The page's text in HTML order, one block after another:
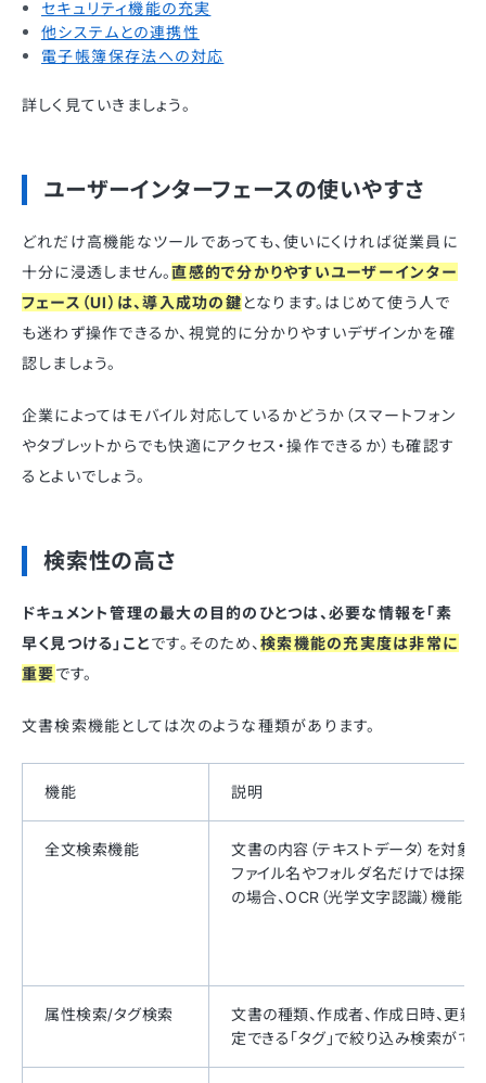
セキュリティ機能の充実
他システムとの連携性
電子帳簿保存法への対応
詳しく見ていきましょう。
ユーザーインターフェースの使いやすさ
どれだけ高機能なツールであっても、使いにくければ従業員に
十分に浸透しません。直感的で分かりやすいユーザーインター
フェース（UI）は、導入成功の鍵となります。はじめて使う人で
も迷わず操作できるか、視覚的に分かりやすいデザインかを確
認しましょう。
企業によってはモバイル対応しているかどうか（スマートフォン
やタブレットからでも快適にアクセス・操作できるか）も確認す
るとよいでしょう。
検索性の高さ
ドキュメント管理の最大の目的のひとつは、必要な情報を「素
早く見つける」ことです。そのため、検索機能の充実度は非常に
重要です。
文書検索機能としては次のような種類があります。
機能 説明
全文検索機能
文書の内容（テキストデータ）を対象
ファイル名やフォルダ名だけでは探
の場合、OCR（光学文字認識）機能
属性検索/タグ検索
文書の種類、作成者、作成日時、更新
定できる「タグ」で絞り込み検索がで